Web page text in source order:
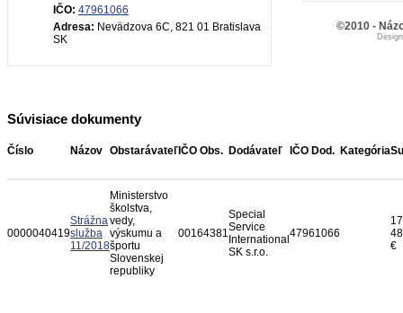
IČO: 47961066
Adresa: Nevädzova 6C, 821 01 Bratislava
SK
Súvisiace dokumenty
Číslo Názov Obstarávateľ IČO Obs. Dodávateľ IČO Dod. Kategória
0000040419
Strážna
služba
11/2018
Ministerstvo
školstva,
vedy,
výskumu a
športu
Slovenskej
republiky
00164381
Special
Service
International
SK s.r.o.
47961066
17
€
©2010 -